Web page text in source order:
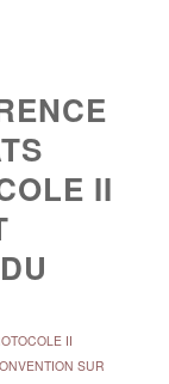
II
II
SUR